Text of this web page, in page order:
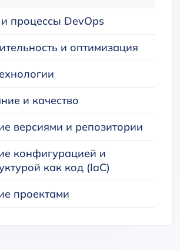
процессы DevOps
и оптимизация
и качество
версиями и репозитории
конфигурацией и
как код (IaC)
проектами